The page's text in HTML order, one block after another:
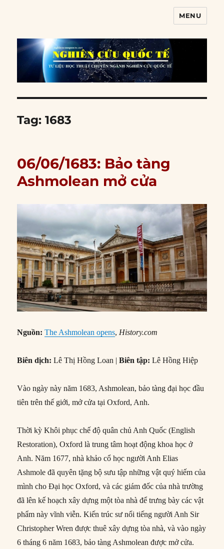
MENU
Tag:1683
06/06/1683: Bảo tàng
Ashmolean mở cửa
Nguồn: The Ashmolean opens, History.com
Biên dịch: Lê Thị Hồng Loan |Biên tập:Lê Hồng Hiệp
Vào ngày này năm 1683, Ashmolean, bảo tàng đại học đầu
tiên trên thế giới, mở cửa tại Oxford, Anh.
Thời kỳ Khôi phục chế độ quân chủ Anh Quốc (English
Restoration), Oxford là trung tâm hoạt động khoa học ở
Anh. Năm 1677, nhà khảo cổ học người Anh Elias
Ashmole đã quyên tặng bộ sưu tập những vật quý hiếm của
mình cho Đại học Oxford, và các giám đốc của nhà trường
đã lên kế hoạch xây dựng một tòa nhà để trưng bày các vật
phẩm này vĩnh viễn. Kiến trúc sư nổi tiếng người Anh Sir
Christopher Wren được thuê xây dựng tòa nhà, và vào ngày
6 tháng 6 năm 1683, bảo tàng Ashmolean được mở cửa.